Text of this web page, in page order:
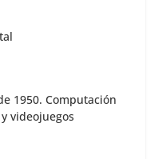
1950. Computación
videojuegos